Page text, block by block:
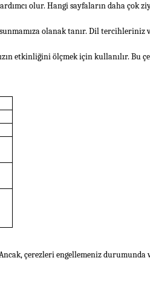
olur. Hangi sayfaların daha çok
olanak tanır. Dil
etkinliğini ölçmek için kullanılır. Bu
çerezleri engellemeniz